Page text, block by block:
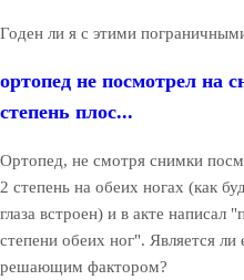
Годен ли я с этими
ортопед не посмотрел на
степень плос...
Ортопед, не смотря снимки
2 степень на обеих ногах (как
глаза встроен) и в акте написал
степени обеих ног". Является ли
решающим фактором?